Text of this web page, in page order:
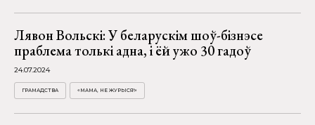
Лявон Вольскі: У беларускім шоў-бізнэсе
праблема толькі адна, і ёй ужо 30 гадоў
24.07.2024
ГРАМАДСТВА «МАМА, НЕ ЖУРЫСЯ!»